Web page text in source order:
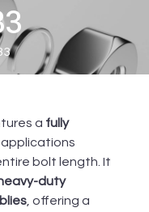
a fully
applications
bolt length. It
duty
, offering a